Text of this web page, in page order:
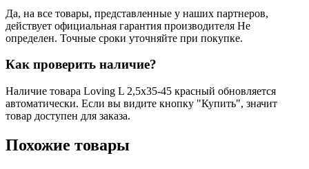
Да, на все товары, представленные у наших партнеров,
действует официальная гарантия производителя Не
определен. Точные сроки уточняйте при покупке.
Как проверить наличие?
Наличие товара Loving L 2,5x35-45 красный обновляется
автоматически. Если вы видите кнопку "Купить", значит
товар доступен для заказа.
Похожие товары